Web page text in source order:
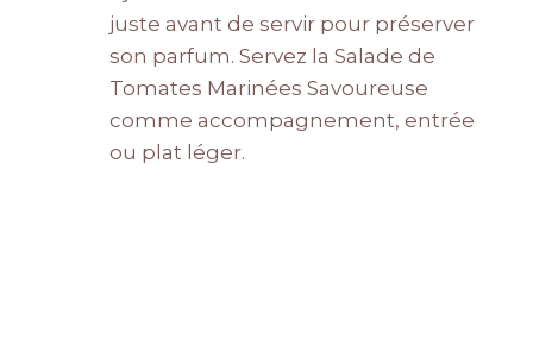
juste avant de servir pour préserver
son parfum. Servez la Salade de
Tomates Marinées Savoureuse
comme accompagnement, entrée
ou plat léger.